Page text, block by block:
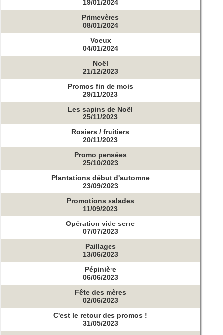
19/01/2024
Primevères
08/01/2024
Voeux
04/01/2024
Noël
21/12/2023
Promos fin de mois
29/11/2023
Les sapins de Noël
25/11/2023
Rosiers / fruitiers
20/11/2023
Promo pensées
25/10/2023
Plantations début d'automne
23/09/2023
Promotions salades
11/09/2023
Opération vide serre
07/07/2023
Paillages
13/06/2023
Pépinière
06/06/2023
Fête des mères
02/06/2023
C'est le retour des promos !
31/05/2023